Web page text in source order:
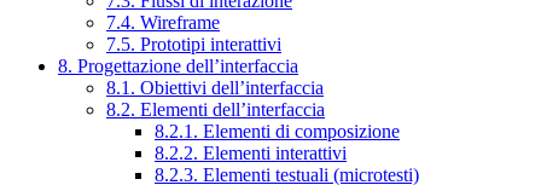
7.4. Wireframe
7.5. Prototipi interattivi
8. Progettazione dell’interfaccia
8.1. Obiettivi dell’interfaccia
8.2. Elementi dell’interfaccia
8.2.1. Elementi di composizione
8.2.2. Elementi interattivi
8.2.3. Elementi testuali (microtesti)